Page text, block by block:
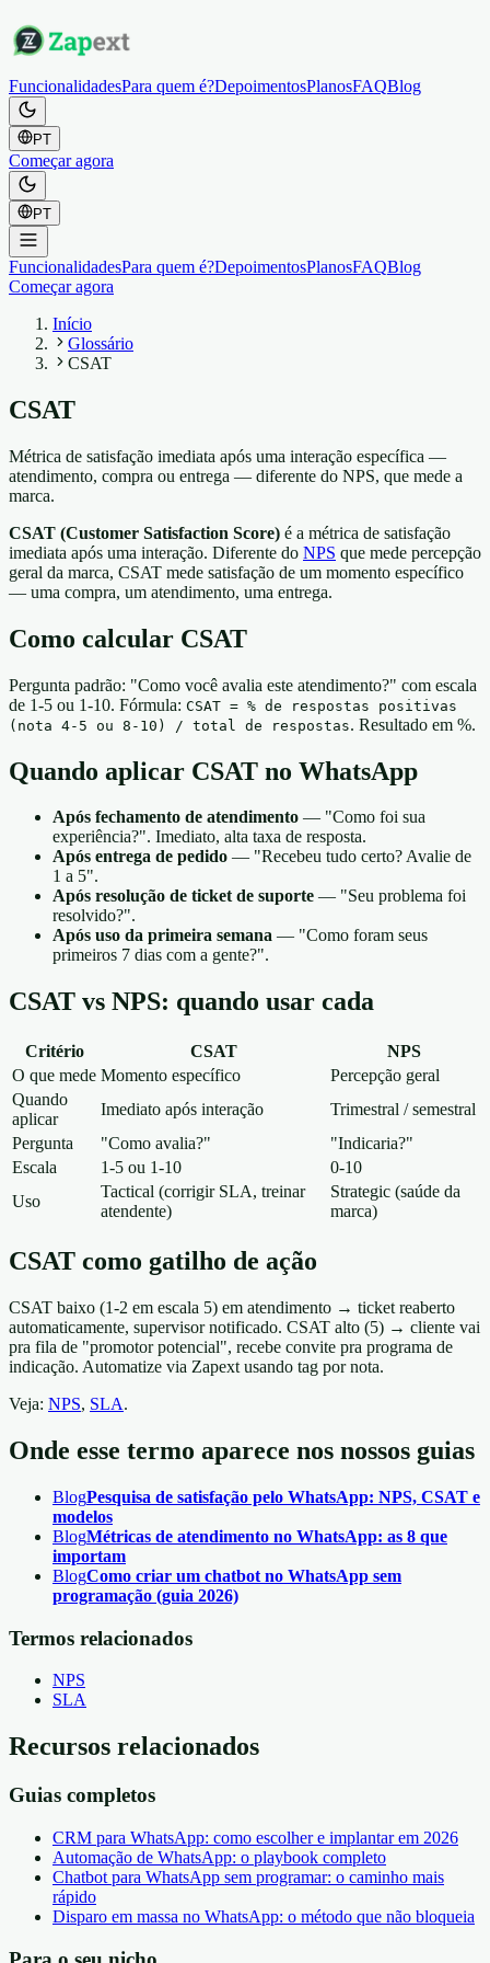
FuncionalidadesPara quem é?DepoimentosPlanosFAQBlog
PT
Começar agora
PT
FuncionalidadesPara quem é?DepoimentosPlanosFAQBlog
Começar agora
Início
Glossário
CSAT
CSAT
Métrica de satisfação imediata após uma interação específica —
atendimento, compra ou entrega — diferente do NPS, que mede a
marca.
CSAT (Customer Satisfaction Score) é a métrica de satisfação
imediata após uma interação. Diferente do NPS que mede percepção
geral da marca, CSAT mede satisfação de um momento específico
— uma compra, um atendimento, uma entrega.
Como calcular CSAT
Pergunta padrão: "Como você avalia este atendimento?" com escala
de 1-5 ou 1-10. Fórmula: CSAT = % de respostas positivas
(nota 4-5 ou 8-10) / total de respostas. Resultado em %.
Quando aplicar CSAT no WhatsApp
Após fechamento de atendimento — "Como foi sua
experiência?". Imediato, alta taxa de resposta.
Após entrega de pedido — "Recebeu tudo certo? Avalie de
1 a 5".
Após resolução de ticket de suporte — "Seu problema foi
resolvido?".
Após uso da primeira semana — "Como foram seus
primeiros 7 dias com a gente?".
CSAT vs NPS: quando usar cada
Critério CSAT
NPS
O que mede Momento específico
Percepção geral
Quando
aplicar
Imediato após interação
Trimestral / semestral
Pergunta
"Como avalia?"
"Indicaria?"
Escala
1-5 ou 1-10
0-10
Uso
Tactical (corrigir SLA, treinar
atendente)
Strategic (saúde da
marca)
CSAT como gatilho de ação
CSAT baixo (1-2 em escala 5) em atendimento → ticket reaberto
automaticamente, supervisor notificado. CSAT alto (5) → cliente vai
pra fila de "promotor potencial", recebe convite pra programa de
indicação. Automatize via Zapext usando tag por nota.
Veja: NPS, SLA.
Onde esse termo aparece nos nossos guias
BlogPesquisa de satisfação pelo WhatsApp: NPS, CSAT e
modelos
BlogMétricas de atendimento no WhatsApp: as 8 que
importam
BlogComo criar um chatbot no WhatsApp sem
programação (guia 2026)
Termos relacionados
NPS
SLA
Recursos relacionados
Guias completos
CRM para WhatsApp: como escolher e implantar em 2026
Automação de WhatsApp: o playbook completo
Chatbot para WhatsApp sem programar: o caminho mais
rápido
Disparo em massa no WhatsApp: o método que não bloqueia